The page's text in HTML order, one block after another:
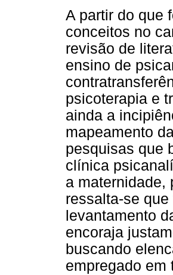
A partir do que
conceitos no
revisão de
ensino de
psicoterapia e
ainda a
mapeamento
pesquisas que
clínica
a maternidade,
ressalta-se
levantamento
encoraja
buscando
empregado em